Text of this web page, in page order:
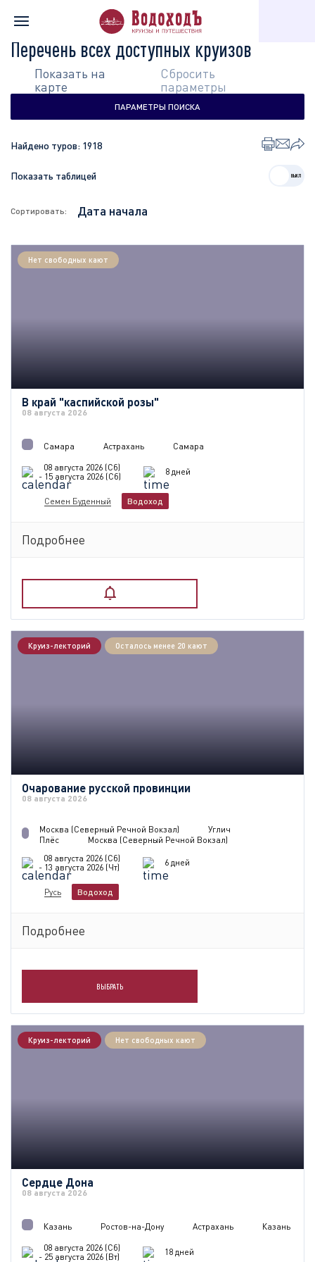
Главная Перечень всех доступных круизов
Перечень всех доступных круизов
Показать на
карте
Сбросить
параметры
ПАРАМЕТРЫ ПОИСКА
Показать таблицей
Найдено туров: 1918
Сортировать:
Нет свободных кают
В край "каспийской розы"
08 августа 2026
Самара Астрахань
Самара
08 августа 2026 (Сб)
- 15 августа 2026 (Сб)
8 дней
Семен Буденный Водоход
Подробнее
Круиз-лекторий Осталось менее 20 кают
Очарование русской провинции
08 августа 2026
Москва (Северный Речной Вокзал)
Углич
Плёс
Москва (Северный Речной Вокзал)
08 августа 2026 (Сб)
- 13 августа 2026 (Чт)
6 дней
Русь Водоход
Подробнее
ВЫБРАТЬ
Круиз-лекторий Нет свободных кают
Сердце Дона
08 августа 2026
Казань Ростов-на-Дону Астрахань
Казань
08 августа 2026 (Сб)
- 25 августа 2026 (Вт)
18 дней